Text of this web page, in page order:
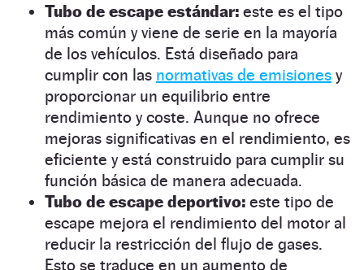
Tubo de escape estándar: este es el tipo
más común y viene de serie en la mayoría
de los vehículos. Está diseñado para
cumplir con las normativas de emisiones y
proporcionar un equilibrio entre
rendimiento y coste. Aunque no ofrece
mejoras significativas en el rendimiento, es
eficiente y está construido para cumplir su
función básica de manera adecuada.
Tubo de escape deportivo: este tipo de
escape mejora el rendimiento del motor al
reducir la restricción del flujo de gases.
Esto se traduce en un aumento de